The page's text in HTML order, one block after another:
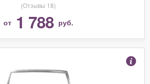
(Отзывы 18)
от 1 788 руб.